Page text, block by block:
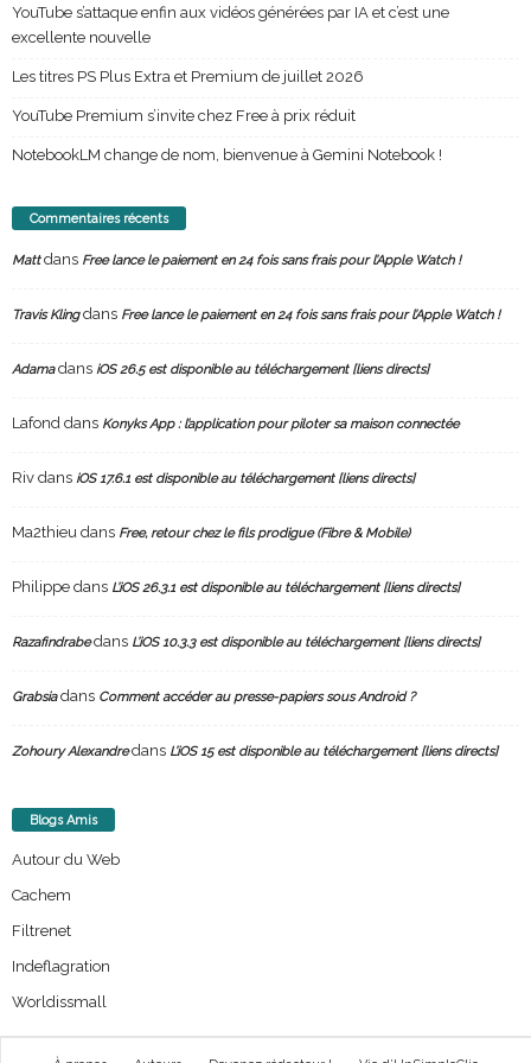
YouTube s’attaque enfin aux vidéos générées par IA et c’est une
excellente nouvelle
Les titres PS Plus Extra et Premium de juillet 2026
YouTube Premium s’invite chez Free à prix réduit
NotebookLM change de nom, bienvenue à Gemini Notebook !
Commentaires récents
Mattdans Free lance le paiement en 24 fois sans frais pour l’Apple Watch !
Travis Klingdans Free lance le paiement en 24 fois sans frais pour l’Apple Watch !
Adamadans iOS 26.5 est disponible au téléchargement [liens directs]
Lafond dans Konyks App : l’application pour piloter sa maison connectée
Riv dans iOS 17.6.1 est disponible au téléchargement [liens directs]
Ma2thieu dans Free, retour chez le fils prodigue (Fibre & Mobile)
Philippe dans L’iOS 26.3.1 est disponible au téléchargement [liens directs]
Razafindrabedans L’iOS 10.3.3 est disponible au téléchargement [liens directs]
Grabsiadans Comment accéder au presse-papiers sous Android ?
Zohoury Alexandredans L’iOS 15 est disponible au téléchargement [liens directs]
Blogs Amis
Autour du Web
Cachem
Filtrenet
Indeflagration
Worldissmall